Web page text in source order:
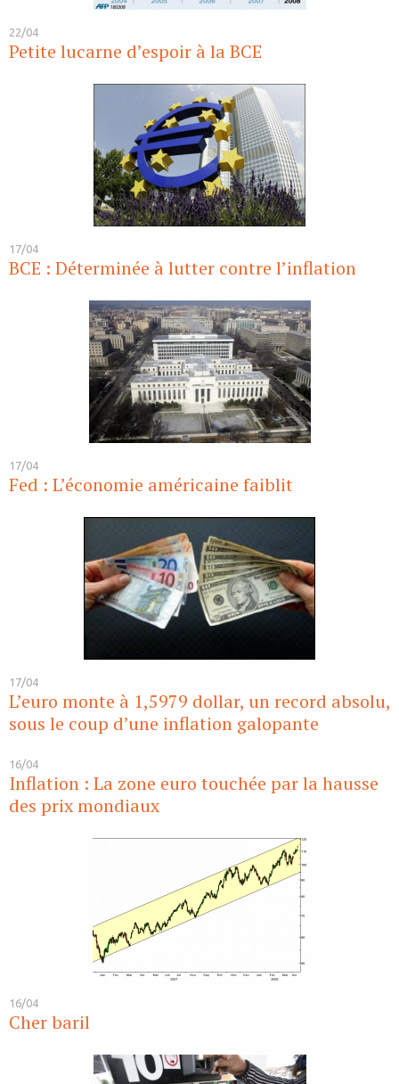
22/04
Petite lucarne d’espoir à la BCE
17/04
BCE : Déterminée à lutter contre l’inflation
17/04
Fed : L’économie américaine faiblit
17/04
L’euro monte à 1,5979 dollar, un record absolu,
sous le coup d’une inflation galopante
16/04
Inflation : La zone euro touchée par la hausse
des prix mondiaux
16/04
Cher baril